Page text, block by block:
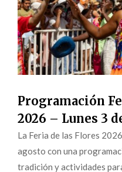
Programación
2026 – Lunes 3
La Feria de las Flores
agosto con una
tradición y actividades
escenarios de Medellín.
comunas Popular y La